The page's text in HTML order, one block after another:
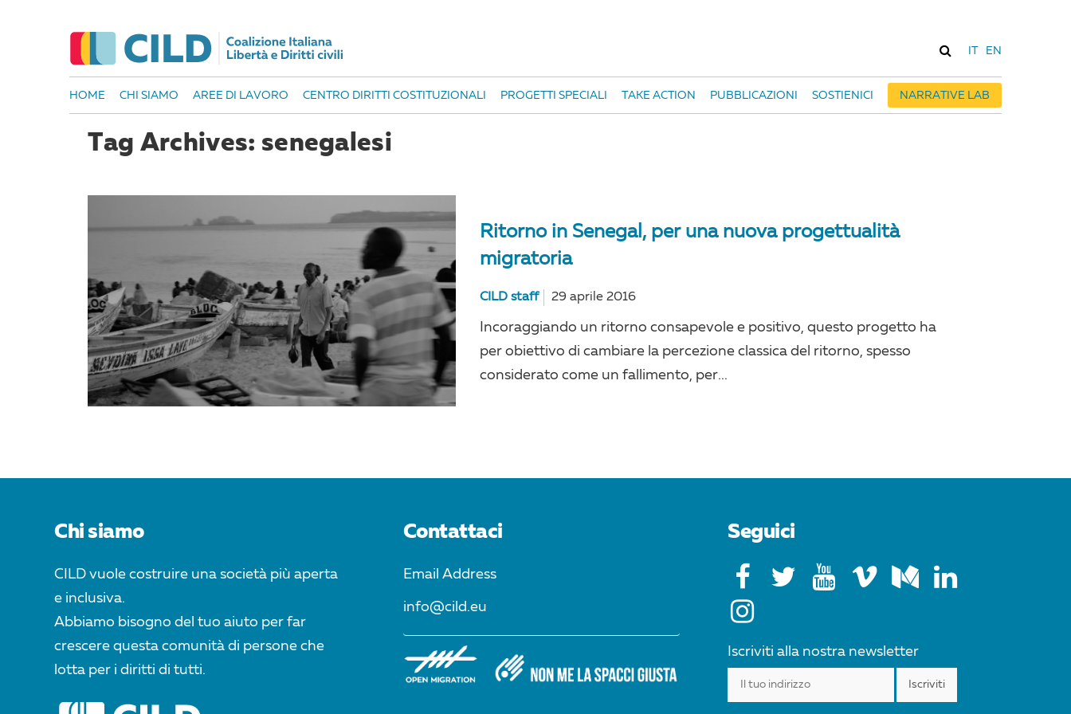
EN
HOME CHI SIAMO AREE DI LAVORO CENTRO DIRITTI COSTITUZIONALI PROGETTI SPECIALI TAKE ACTION PUBBLICAZIONI SOSTIENICI NARRATIVE LAB
Tag Archives: senegalesi
Ritorno in Senegal, per una nuova progettualità
migratoria
CILD staff 29 aprile 2016
Incoraggiando un ritorno consapevole e positivo, questo progetto ha
per obiettivo di cambiare la percezione classica del ritorno, spesso
considerato come un fallimento, per...
Chi siamo
CILD vuole costruire una società più aperta
e inclusiva.
Abbiamo bisogno del tuo aiuto per far
crescere questa comunità di persone che
lotta per i diritti di tutti.
Contattaci
Email Address
info@cild.eu
Seguici
Iscriviti alla nostra newsletter